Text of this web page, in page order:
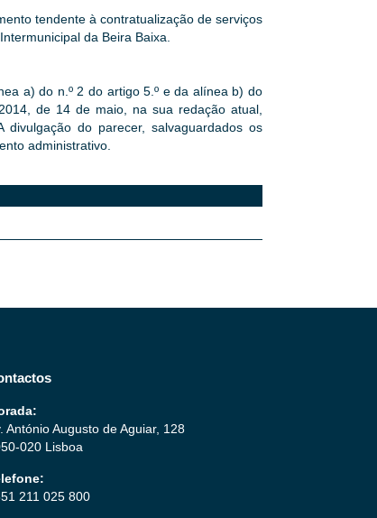
tendente à contratualização de serviços
da Beira Baixa.
a) do n.º 2 do artigo 5.º e da alínea b) do
de 14 de maio, na sua redação atual,
divulgação do parecer, salvaguardados os
administrativo.
António Augusto de Aguiar, 128
020 Lisboa
211 025 800